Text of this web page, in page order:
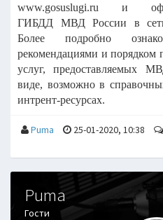
www.gosuslugi.ru и
ГИБДД МВД России в
Более подробно
рекомендациями и порядком
услуг, предоставляемых
виде, возможно в
интрент-ресурсах.
Puma 25-01-2020, 10:38
Puma
Гости